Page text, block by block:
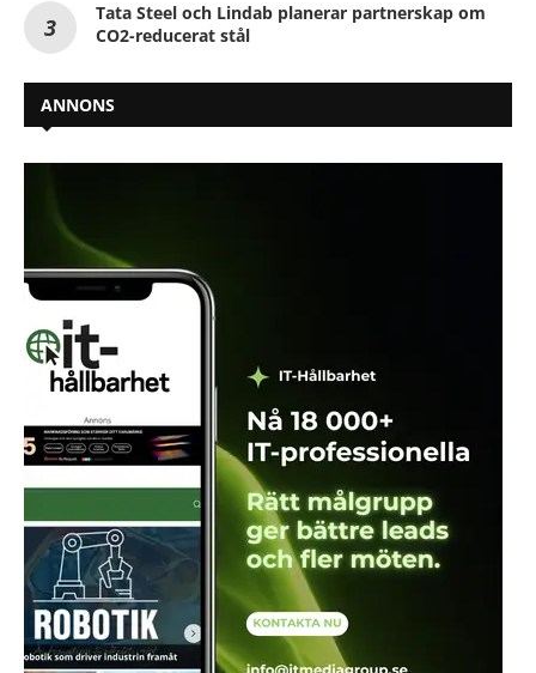
Tata Steel och Lindab planerar partnerskap om
CO2-reducerat stål
ANNONS